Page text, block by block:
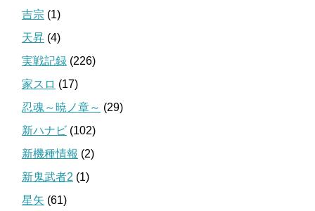
吉宗 (1)
天昇 (4)
実戦記録 (226)
家スロ (17)
忍魂～暁ノ章～ (29)
新ハナビ (102)
新機種情報 (2)
新鬼武者2 (1)
星矢 (61)